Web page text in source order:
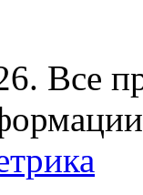
Все